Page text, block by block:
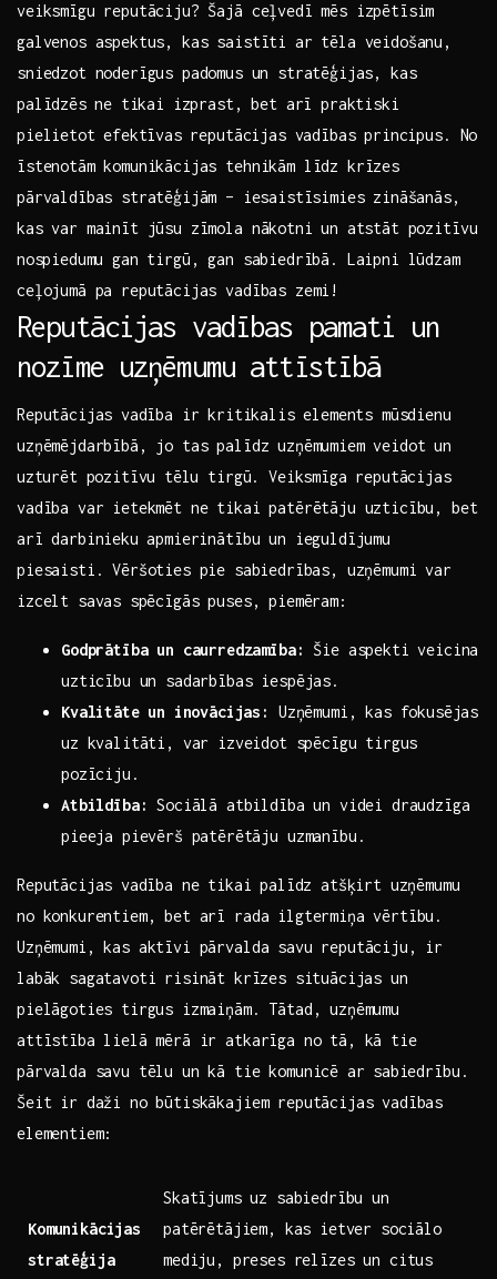
veiksmīgu reputāciju? Šajā ‍ceļvedī mēs izpētīsim
‍galvenos aspektus, kas saistīti ar tēla veidošanu,
sniedzot noderīgus padomus ⁢un stratēģijas, kas
palīdzēs ⁢ne⁣ tikai‍ izprast, bet arī praktiski
pielietot ⁢efektīvas⁢ reputācijas vadības ​principus. No
īstenotām komunikācijas​ tehnikām līdz krīzes
pārvaldības stratēģijām – ⁢iesaistīsimies zināšanās,
kas var mainīt jūsu zīmola nākotni un ⁤atstāt pozitīvu
⁣nospiedumu gan tirgū, gan‌ sabiedrībā. Laipni lūdzam
ceļojumā pa reputācijas vadības zemi!
Reputācijas vadības pamati un
nozīme uzņēmumu attīstībā
Reputācijas⁢ vadība ir ⁣kritikalis elements mūsdienu
uzņēmējdarbībā, jo tas palīdz uzņēmumiem veidot un
⁢uzturēt pozitīvu ⁢tēlu tirgū. Veiksmīga reputācijas
vadība var ietekmēt ne tikai patērētāju uzticību, bet
arī darbinieku ⁤apmierinātību un ieguldījumu
piesaisti. Vēršoties pie⁢ sabiedrības, uzņēmumi var
izcelt savas ⁢spēcīgās puses, piemēram:
Godprātība ‍un caurredzamība:
Šie aspekti veicina
uzticību un sadarbības ​iespējas.
Kvalitāte un⁢ inovācijas:
Uzņēmumi, kas fokusējas
uz kvalitāti, var izveidot⁣ spēcīgu tirgus
pozīciju.
Atbildība: Sociālā‍ atbildība un videi draudzīga
pieeja pievērš patērētāju uzmanību.
Reputācijas ⁤vadība ne⁤ tikai palīdz atšķirt uzņēmumu
no konkurentiem, bet‍ arī rada ilgtermiņa ‌vērtību.
Uzņēmumi, kas aktīvi pārvalda savu reputāciju,‌ ir
labāk sagatavoti risināt⁤ krīzes situācijas un
pielāgoties tirgus izmaiņām. Tātad, uzņēmumu
attīstība lielā mērā ir atkarīga no tā, kā tie
pārvalda savu tēlu un ‍kā tie komunicē ⁣ar⁣ sabiedrību.
Šeit ir daži no būtiskākajiem reputācijas vadības
elementiem:
Komunikācijas
stratēģija
Skatījums uz ‍sabiedrību ‌un
patērētājiem, kas​ ietver ⁣sociālo
mediju, preses‍ relīzes un​ citus